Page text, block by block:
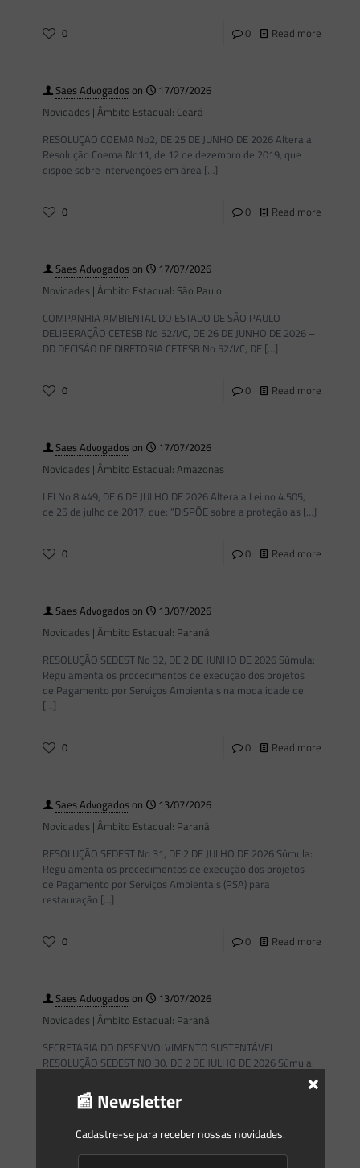
0 0 Read more
Saes Advogadoson
17/07/2026
Novidades | Âmbito Estadual: Ceará
RESOLUÇÃO COEMA No2, DE 25 DE JUNHO DE 2026 Altera a
Resolução Coema No11, de 12 de dezembro de 2019, que
dispõe sobre intervenções em área […]
0 0 Read more
Saes Advogadoson
17/07/2026
Novidades | Âmbito Estadual: São Paulo
COMPANHIA AMBIENTAL DO ESTADO DE SÃO PAULO
DELIBERAÇÃO CETESB No 52/I/C, DE 26 DE JUNHO DE 2026 –
DD DECISÃO DE DIRETORIA CETESB No 52/I/C, DE […]
0 0 Read more
Saes Advogadoson
17/07/2026
Novidades | Âmbito Estadual: Amazonas
LEI No 8.449, DE 6 DE JULHO DE 2026 Altera a Lei no 4.505,
de 25 de julho de 2017, que: “DISPÕE sobre a proteção as […]
0 0 Read more
Saes Advogadoson
13/07/2026
Novidades | Âmbito Estadual: Paraná
RESOLUÇÃO SEDEST No 32, DE 2 DE JUNHO DE 2026 Súmula:
Regulamenta os procedimentos de execução dos projetos
de Pagamento por Serviços Ambientais na modalidade de
[…]
0 0 Read more
Saes Advogadoson
13/07/2026
Novidades | Âmbito Estadual: Paraná
RESOLUÇÃO SEDEST No 31, DE 2 DE JULHO DE 2026 Súmula:
Regulamenta os procedimentos de execução dos projetos
de Pagamento por Serviços Ambientais (PSA) para
restauração […]
0 0 Read more
Saes Advogadoson
13/07/2026
Novidades | Âmbito Estadual: Paraná
SECRETARIA DO DESENVOLVIMENTO SUSTENTÁVEL
RESOLUÇÃO SEDEST NO 30, DE 2 DE JULHO DE 2026 Súmula:
de Pagamento por Serviços
0 Read more
📰 Newsletter
Cadastre-se para receber nossas novidades.
×